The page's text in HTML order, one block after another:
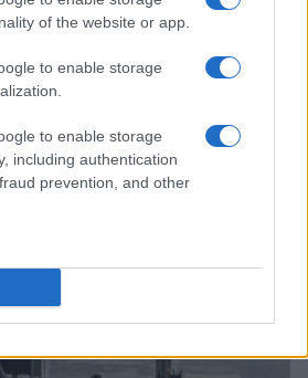
of the website or app.
to enable storage
to enable storage
including authentication
prevention, and other
da running donna: comfort